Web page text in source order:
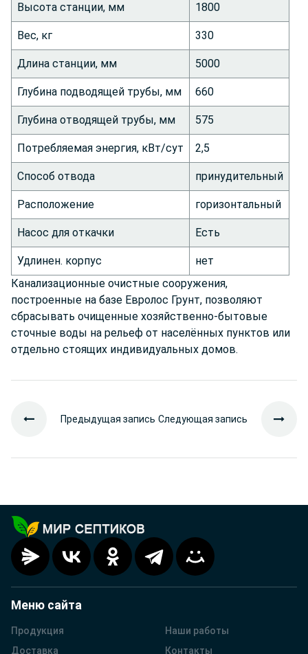
Высота станции, мм 1800
Вес, кг 330
Длина станции, мм 5000
Глубина подводящей трубы, мм 660
Глубина отводящей трубы, мм 575
Потребляемая энергия, кВт/сут 2,5
Способ отвода принудительный
Расположение горизонтальный
Насос для откачки Есть
Удлинен. корпус
нет
Канализационные очистные сооружения,
построенные на базе Евролос Грунт, позволяют
сбрасывать очищенные хозяйственно-бытовые
сточные воды на рельеф от населённых пунктов или
отдельно стоящих индивидуальных домов.
Предыдущая запись Следующая запись
Меню сайта
Продукция
Доставка
Наши работы
Контакты